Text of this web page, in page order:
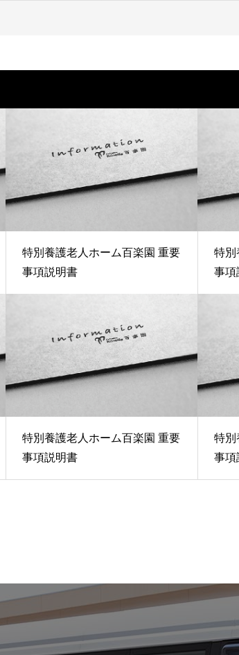
特別養護老人ホーム百楽園 重要
事項説明書
特
事
特別養護老人ホーム百楽園 重要
事項説明書
特
事